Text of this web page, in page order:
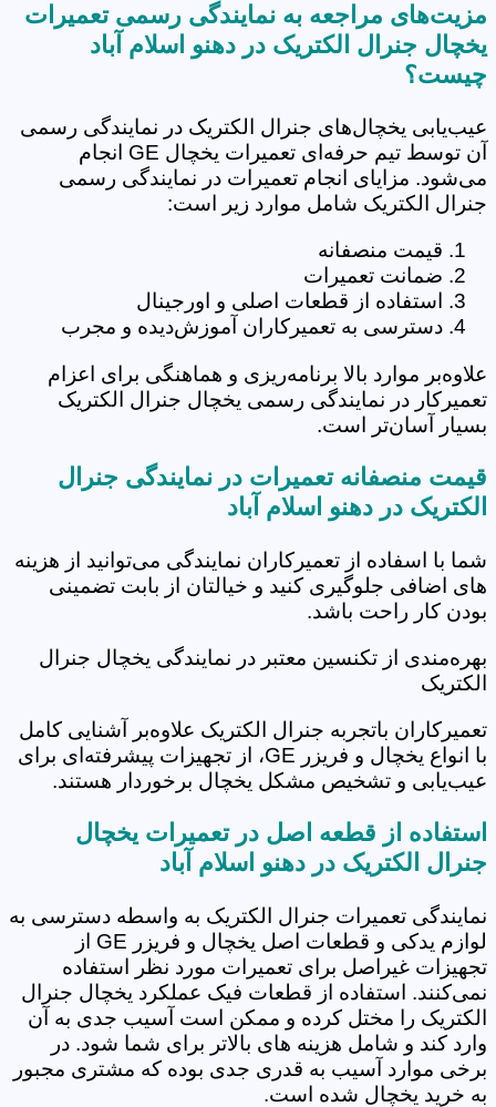
مزیت‌های مراجعه به نمایندگی رسمی تعمیرات
یخچال جنرال الکتریک در دهنو اسلام آباد
چیست؟
عیب‌یابی یخچال‌های جنرال الکتریک در نمایندگی رسمی
آن توسط تیم حرفه‌ای تعمیرات یخچال GE انجام
می‌شود. مزایای انجام تعمیرات در نمایندگی رسمی
جنرال الکتریک شامل موارد زیر است:
قیمت منصفانه
ضمانت تعمیرات
استفاده از قطعات اصلی و اورجینال
دسترسی به تعمیرکاران آموزش‌دیده و مجرب
علاوه‌بر موارد بالا برنامه‌ریزی و هماهنگی برای اعزام
تعمیرکار در نمایندگی رسمی یخچال جنرال الکتریک
بسیار آسان‌تر است.
قیمت منصفانه تعمیرات در نمایندگی جنرال
الکتریک در دهنو اسلام آباد
شما با اسفاده از تعمیرکاران نمایندگی می‌توانید از هزینه
های اضافی جلوگیری کنید و خیالتان از بابت تضمینی
بودن کار راحت باشد.
بهره‌مندی از تکنسین معتبر در نمایندگی یخچال جنرال
الکتریک
تعمیرکاران باتجربه جنرال الکتریک علاوه‌بر آشنایی کامل
با انواع یخچال و فریزر GE، از تجهیزات پیشرفته‌ای برای
عیب‌یابی و تشخیص مشکل یخچال برخوردار هستند.
استفاده از قطعه اصل در تعمیرات یخچال
جنرال الکتریک در دهنو اسلام آباد
نمایندگی تعمیرات جنرال الکتریک به واسطه دسترسی به
لوازم یدکی و قطعات اصل یخچال و فریزر GE از
تجهیزات غیراصل برای تعمیرات مورد نظر استفاده
نمی‌کنند. استفاده از قطعات فیک عملکرد یخچال جنرال
الکتریک را مختل کرده و ممکن است آسیب جدی به آن
وارد کند و شامل هزینه های بالاتر برای شما شود. در
برخی موارد آسیب به قدری جدی بوده که مشتری مجبور
به خرید یخچال شده است.